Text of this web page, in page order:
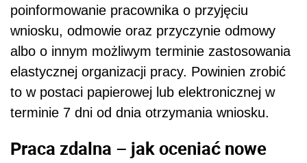
poinformowanie pracownika o przyjęciu
wniosku, odmowie oraz przyczynie odmowy
albo o innym możliwym terminie zastosowania
elastycznej organizacji pracy. Powinien zrobić
to w postaci papierowej lub elektronicznej w
terminie 7 dni od dnia otrzymania wniosku.
Praca zdalna – jak oceniać nowe